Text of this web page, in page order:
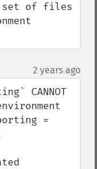
set of files
2 years ago
CANNOT
=